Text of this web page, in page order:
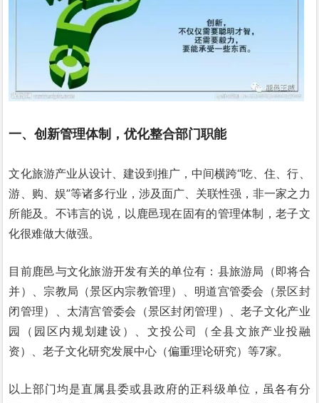
一、创新管理体制，优化整合部门职能
文化旅游产业从设计、建设到推广，中间横跨“吃、住、行、
游、购、娱”等诸多行业，涉及面广、关联性强，非一家之力
所能及。不讳言的说，以鹿邑现在固有的管理体制，老子文
化很难做大做强。
目前鹿邑与文化旅游开发有关的单位有：县旅游局（即将合
并）、宗教局（景区内宗教管理）、明道宫管委会（景区封
闭管理）、太清宫管委会（景区封闭管理）、老子文化产业
园（园区内规划建设）、文投公司（全县文旅产业投融
资）、老子文化研究发展中心（偏重理论研究）等7家。
以上部门均是直属县委或县政府的正科级单位，虽各有分